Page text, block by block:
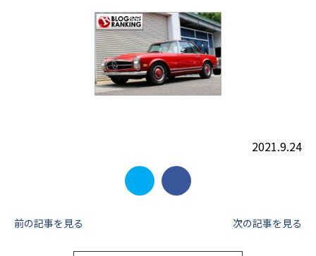
2021.9.24
投
前の記事を見る 次の記事を見る